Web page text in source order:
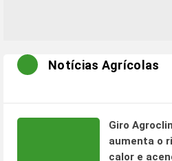
Notícias Agrícolas
Giro
aumenta o
calor e